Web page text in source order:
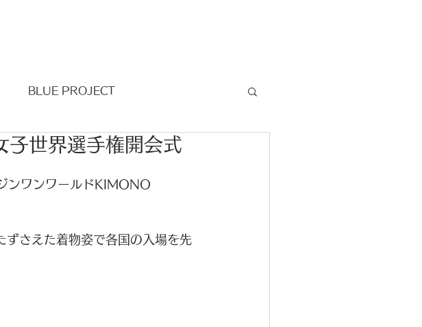
BLUE PROJECT
子世界選手権開会式
ンワンワールドKIMONO
さえた着物姿で各国の入場を先